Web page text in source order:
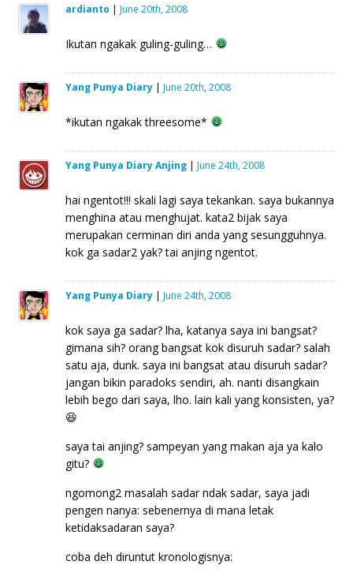
ardianto | June 20th, 2008
Ikutan ngakak guling-guling…
Yang Punya Diary| June 20th, 2008
*ikutan ngakak threesome*
Yang Punya Diary Anjing| June 24th, 2008
hai ngentot!!! skali lagi saya tekankan. saya bukannya
menghina atau menghujat. kata2 bijak saya
merupakan cerminan diri anda yang sesungguhnya.
kok ga sadar2 yak? tai anjing ngentot.
Yang Punya Diary| June 24th, 2008
kok saya ga sadar? lha, katanya saya ini bangsat?
gimana sih? orang bangsat kok disuruh sadar? salah
satu aja, dunk. saya ini bangsat atau disuruh sadar?
jangan bikin paradoks sendiri, ah. nanti disangkain
lebih bego dari saya, lho. lain kali yang konsisten, ya?
😆
saya tai anjing? sampeyan yang makan aja ya kalo
gitu?
ngomong2 masalah sadar ndak sadar, saya jadi
pengen nanya: sebenernya di mana letak
ketidaksadaran saya?
coba deh diruntut kronologisnya: